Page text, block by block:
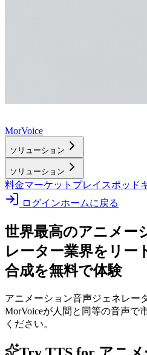
MorVoice
ソリューション
ソリューション
料金マーケットプレイスポッド
ログインホームに戻る
世界最高のアニメー
レーター業界をリー
合成を無料で体験
アニメーション音声ジェネレー
MorVoiceが人間と同等の音声で
ください。